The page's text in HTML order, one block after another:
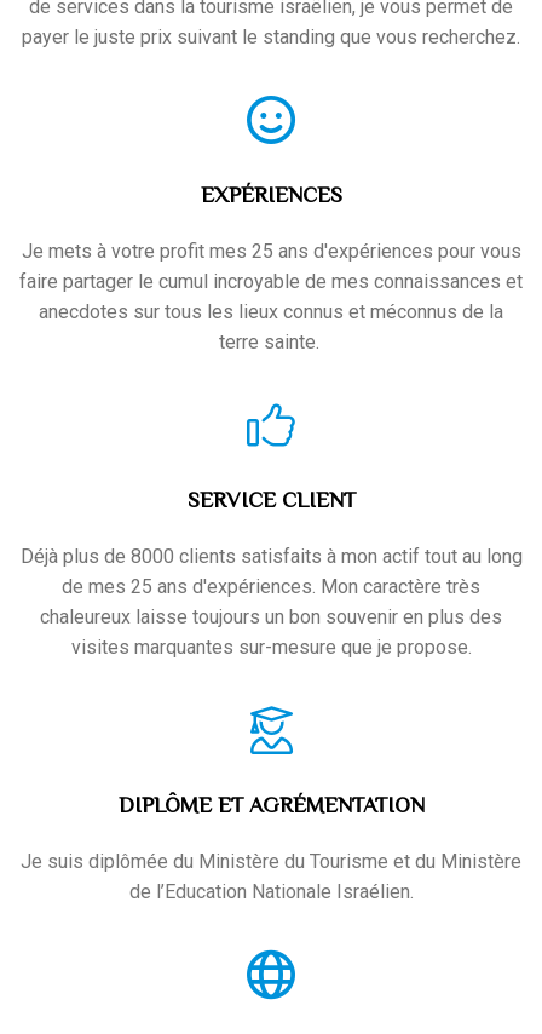
de services dans la tourisme israëlien, je vous permet de
payer le juste prix suivant le standing que vous recherchez.
EXPÉRIENCES
Je mets à votre profit mes 25 ans d'expériences pour vous
faire partager le cumul incroyable de mes connaissances et
anecdotes sur tous les lieux connus et méconnus de la
terre sainte.
SERVICE CLIENT
Déjà plus de 8000 clients satisfaits à mon actif tout au long
de mes 25 ans d'expériences. Mon caractère très
chaleureux laisse toujours un bon souvenir en plus des
visites marquantes sur-mesure que je propose.
DIPLÔME ET AGRÉMENTATION
Je suis diplômée du Ministère du Tourisme et du Ministère
de l’Education Nationale Israélien.